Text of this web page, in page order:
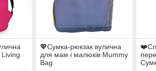
💖Сумка-рюкзак вулична
для мам і малюків Mummy
Bag